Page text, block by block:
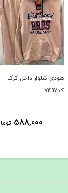
هودی شلوار داخل کرک
کد۷۴۹7
588,000